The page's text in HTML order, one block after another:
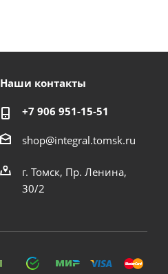
Наши контакты
+7 906 951-15-51
shop@integral.tomsk.ru
г. Томск, Пр. Ленина,
30/2